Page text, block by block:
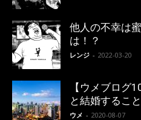
他人の不幸は
は！？
レンジ - 2022-03-20
【ウメブログ
と結婚するこ
ウメ - 2020-08-07